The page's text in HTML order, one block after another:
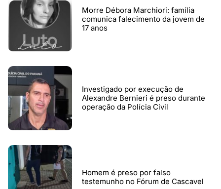
Morre Débora Marchiori: família
comunica falecimento da jovem de
17 anos
Investigado por execução de
Alexandre Bernieri é preso durante
operação da Polícia Civil
Homem é preso por falso
testemunho no Fórum de Cascavel